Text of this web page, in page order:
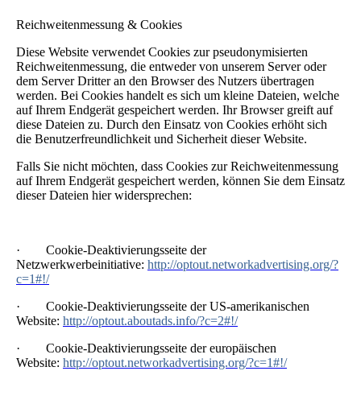
Reichweitenmessung & Cookies
Diese Website verwendet Cookies zur pseudonymisierten
Reichweitenmessung, die entweder von unserem Server oder
dem Server Dritter an den Browser des Nutzers übertragen
werden. Bei Cookies handelt es sich um kleine Dateien, welche
auf Ihrem Endgerät gespeichert werden. Ihr Browser greift auf
diese Dateien zu. Durch den Einsatz von Cookies erhöht sich
die Benutzerfreundlichkeit und Sicherheit dieser Website.
Falls Sie nicht möchten, dass Cookies zur Reichweitenmessung
auf Ihrem Endgerät gespeichert werden, können Sie dem Einsatz
dieser Dateien hier widersprechen:
· Cookie-Deaktivierungsseite der
Netzwerkwerbeinitiative: http://optout.networkadvertising.org/?
c=1#!/
· Cookie-Deaktivierungsseite der US-amerikanischen
Website: http://optout.aboutads.info/?c=2#!/
· Cookie-Deaktivierungsseite der europäischen
Website: http://optout.networkadvertising.org/?c=1#!/